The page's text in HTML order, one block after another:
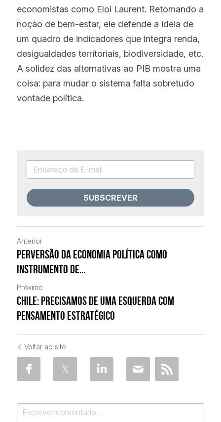
economistas como Eloi Laurent. Retomando a
noção de bem-estar, ele defende a ideia de
um quadro de indicadores que integra renda,
desigualdades territoriais, biodiversidade, etc.
A solidez das alternativas ao PIB mostra uma
coisa: para mudar o sistema falta sobretudo
vontade política.
SUBSCREVER
Anterior
Perversão da Economia Política como
instrumento de...
Próximo
Chile: Precisamos de uma esquerda com
pensamento estratégico
Voltar ao site